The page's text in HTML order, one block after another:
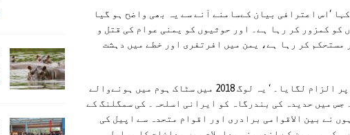
‘اس اعترافی بیان کےسامنے آنے سے یہ بھی واضح ہو گیا
کو کمزور کر رہا ہے۔ اور حوثیوں کو یمنی عوام کی قتل و
کر رہا ہے، یمن میں افرتفری اور خطے میں دہشت
وزیر اطلاعات نے ایرانی حمایت یافتہ حوثیوں پر الزام لگایا۔ ‘ یہ لوگ 2018 میں سٹاک ہوم میں ہونےوالے
جس میں حدیدہ کی بندرگاہ کو ایرانی اسلحہ۔ کی سمگلنگ کے
نے بین الاقوامی برادری اور اقوام متحدہ سے اپیل کی